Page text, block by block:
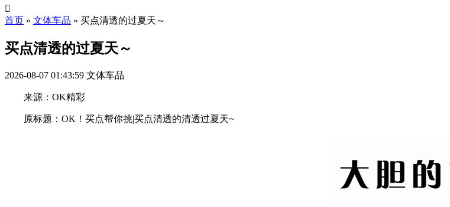

首页 » 文体车品 » 买点清透的过夏天～
买点清透的过夏天～
2026-08-07 01:43:59 文体车品
来源：OK精彩
原标题：OK！买点帮你挑|买点清透的清透过夏天~